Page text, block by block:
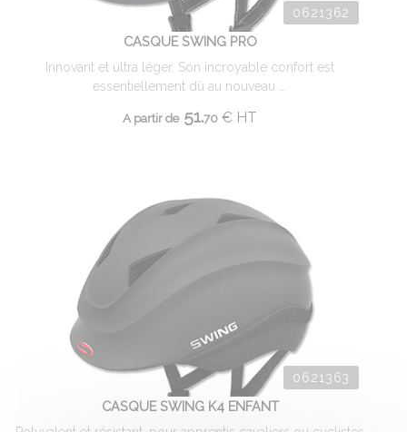
0621362
CASQUE SWING PRO
Innovant et ultra léger. Son incroyable confort est
essentiellement dû au nouveau ...
A partir de51.70 € HT
0621363
CASQUE SWING K4 ENFANT